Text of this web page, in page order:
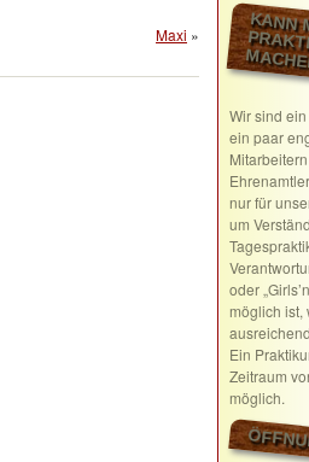
Maxi » KANN
PRAKTIKUM BEI UNS
Wir sind
ein paar
nur für
um
oder
möglich ist,
Ein
Zeitraum
möglich.